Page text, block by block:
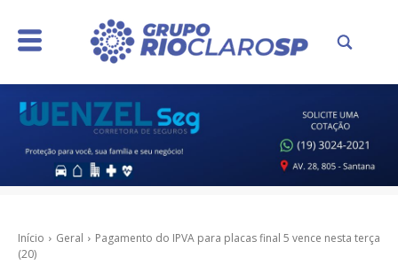
Início Geral
Pagamento do IPVA para placas final 5 vence nesta terça
(20)